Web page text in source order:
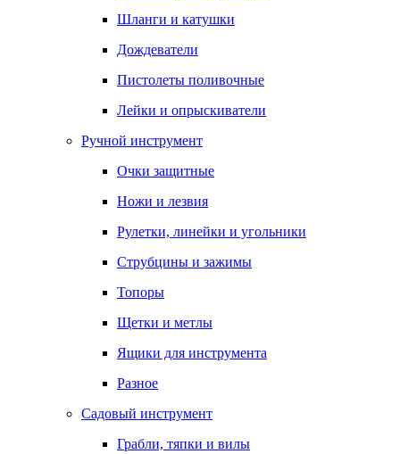
Шланги и катушки
Дождеватели
Пистолеты поливочные
Лейки и опрыскиватели
Ручной инструмент
Очки защитные
Ножи и лезвия
Рулетки, линейки и угольники
Струбцины и зажимы
Топоры
Щетки и метлы
Ящики для инструмента
Разное
Садовый инструмент
Грабли, тяпки и вилы